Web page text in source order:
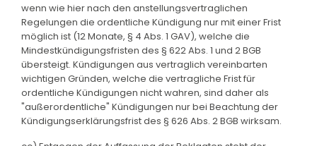
wenn wie hier nach den anstellungsvertraglichen
Regelungen die ordentliche Kündigung nur mit einer Frist
möglich ist (12 Monate, § 4 Abs. 1 GAV), welche die
Mindestkündigungsfristen des § 622 Abs. 1 und 2 BGB
übersteigt. Kündigungen aus vertraglich vereinbarten
wichtigen Gründen, welche die vertragliche Frist für
ordentliche Kündigungen nicht wahren, sind daher als
"außerordentliche" Kündigungen nur bei Beachtung der
Kündigungserklärungsfrist des § 626 Abs. 2 BGB wirksam.